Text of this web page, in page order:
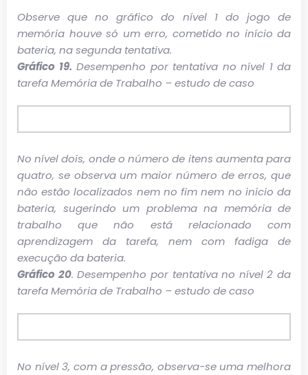
Observe que no gráfico do nível 1 do jogo de
memória houve só um erro, cometido no início da
bateria, na segunda tentativa.
Gráfico 19. Desempenho por tentativa no nível 1 da
tarefa Memória de Trabalho – estudo de caso
No nível dois, onde o número de itens aumenta para
quatro, se observa um maior número de erros, que
não estão localizados nem no fim nem no inicio da
bateria, sugerindo um problema na memória de
trabalho que não está relacionado com
aprendizagem da tarefa, nem com fadiga de
execução da bateria.
Gráfico 20. Desempenho por tentativa no nível 2 da
tarefa Memória de Trabalho – estudo de caso
No nível 3, com a pressão, observa-se uma melhora